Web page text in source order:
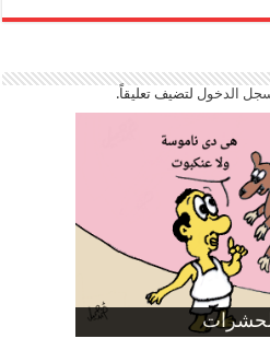
الدخوللتضيف تعليقاً.
الأسعار
في مصر